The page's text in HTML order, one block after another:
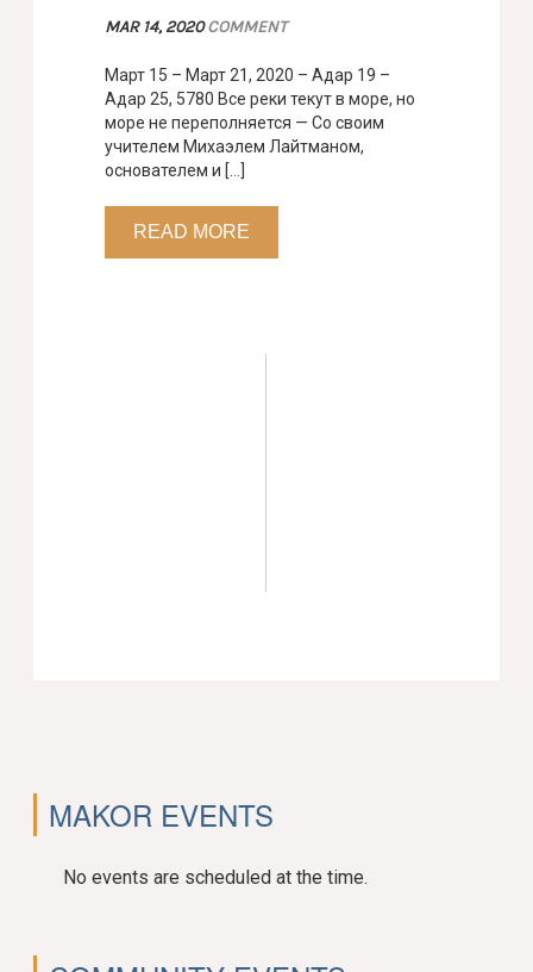
MAR 14, 2020 COMMENT
Март 15 – Март 21, 2020 – Адар 19 –
Адар 25, 5780 Все реки текут в море, но
море не переполняется — Со своим
учителем Михаэлем Лайтманом,
основателем и […]
READ MORE
MAKOR EVENTS
No events are scheduled at the time.